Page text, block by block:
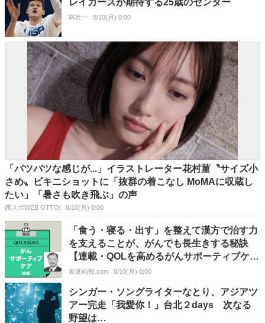
レイカーズが期待する25歳のセンター
林壮一 8/10(月) 0:00
「パツパツな感じが...」イラストレーター花村菫〝サイズ小
さめ〟ビキニショットに「抜群の着こなし MoMAに収蔵し
たい」「暑さも吹き飛ぶ」の声
西スポWEB OTTO! 8/10(月) 0:00
「食う・寝る・出す」を整えて漢方で治す力
を支えることが、がんでも長生きする秘訣
【連載・QOLを高めるがんサポーティブケ
ア】
家庭画報.com 8/10(月) 0:00
シンガー・ソングライターなとり、アジアツ
アー完走「我愛你！」台北２days 次なる
野望は…